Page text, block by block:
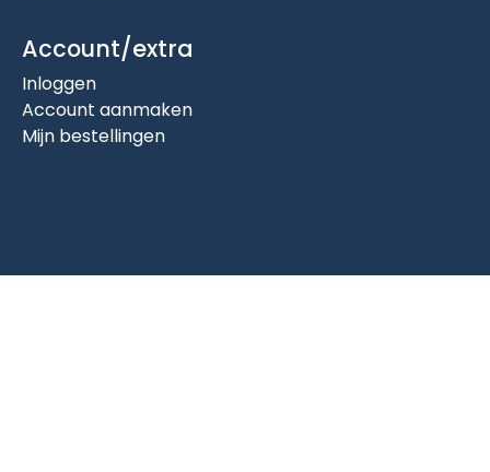
Account/extra
Inloggen
Account aanmaken
Mijn bestellingen